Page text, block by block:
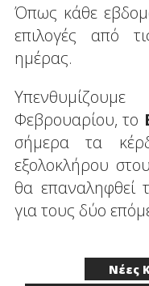
Όπως κάθε
επιλογές από
ημέρας.
Φεβρουαρίου, το
σήμερα τα
εξολοκλήρου
θα επαναληφθεί
για τους δύο
Νέες